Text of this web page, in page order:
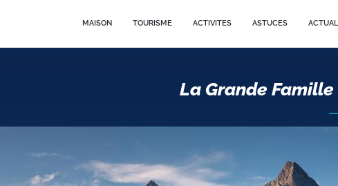
MAISON TOURISME ACTIVITES ASTUCES
La Grande Famille